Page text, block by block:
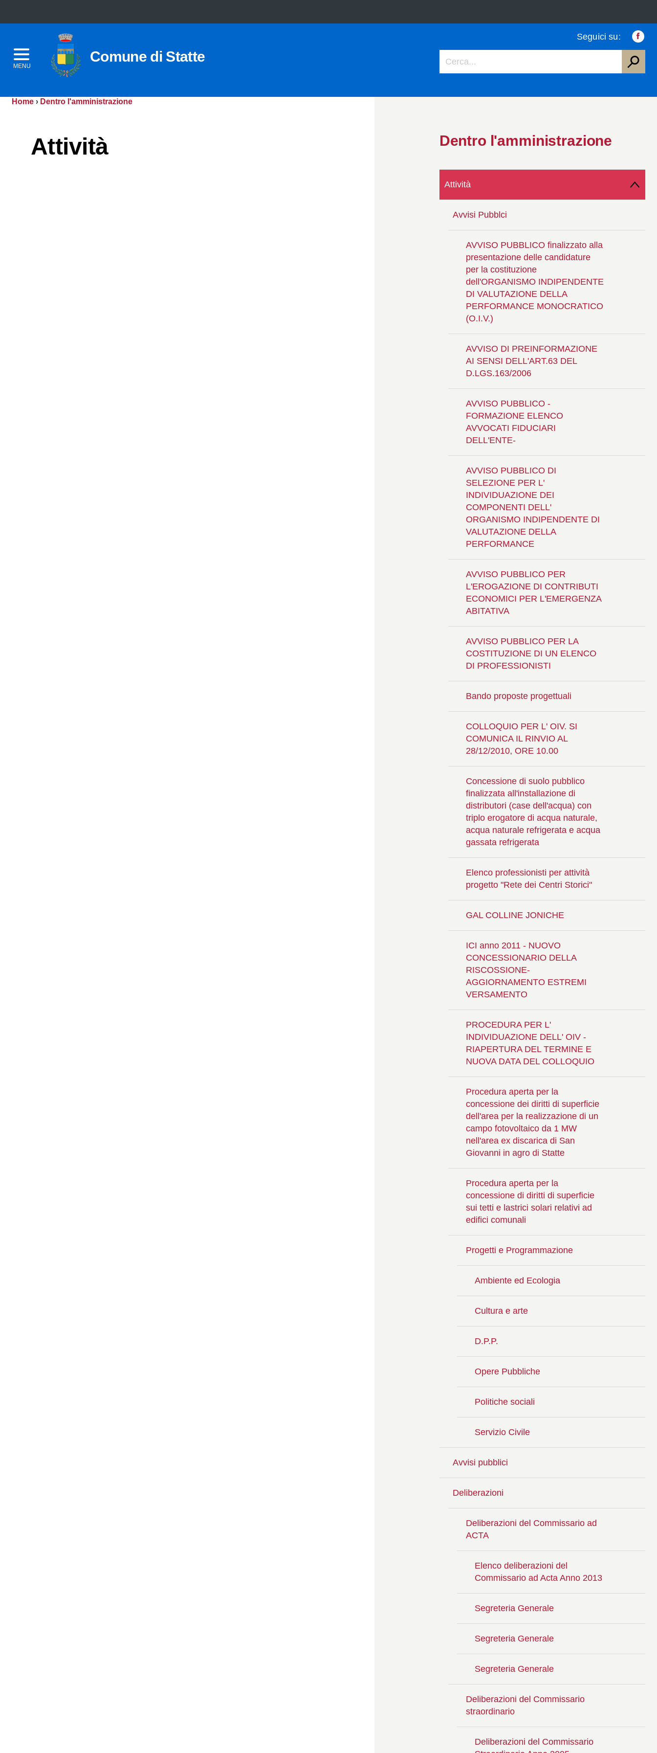
MENU
Comune di Statte
Seguici su:
Home › Dentro l'amministrazione
Attività Dentro l'amministrazione
Attività
Avvisi Pubblci
AVVISO PUBBLICO finalizzato alla
presentazione delle candidature
per la costituzione
dell'ORGANISMO INDIPENDENTE
DI VALUTAZIONE DELLA
PERFORMANCE MONOCRATICO
(O.I.V.)
AVVISO DI PREINFORMAZIONE
AI SENSI DELL'ART.63 DEL
D.LGS.163/2006
AVVISO PUBBLICO -
FORMAZIONE ELENCO
AVVOCATI FIDUCIARI
DELL'ENTE-
AVVISO PUBBLICO DI
SELEZIONE PER L'
INDIVIDUAZIONE DEI
COMPONENTI DELL'
ORGANISMO INDIPENDENTE DI
VALUTAZIONE DELLA
PERFORMANCE
AVVISO PUBBLICO PER
L'EROGAZIONE DI CONTRIBUTI
ECONOMICI PER L'EMERGENZA
ABITATIVA
AVVISO PUBBLICO PER LA
COSTITUZIONE DI UN ELENCO
DI PROFESSIONISTI
Bando proposte progettuali
COLLOQUIO PER L' OIV. SI
COMUNICA IL RINVIO AL
28/12/2010, ORE 10.00
Concessione di suolo pubblico
finalizzata all'installazione di
distributori (case dell'acqua) con
triplo erogatore di acqua naturale,
acqua naturale refrigerata e acqua
gassata refrigerata
Elenco professionisti per attività
progetto "Rete dei Centri Storici"
GAL COLLINE JONICHE
ICI anno 2011 - NUOVO
CONCESSIONARIO DELLA
RISCOSSIONE-
AGGIORNAMENTO ESTREMI
VERSAMENTO
PROCEDURA PER L'
INDIVIDUAZIONE DELL' OIV -
RIAPERTURA DEL TERMINE E
NUOVA DATA DEL COLLOQUIO
Procedura aperta per la
concessione dei diritti di superficie
dell'area per la realizzazione di un
campo fotovoltaico da 1 MW
nell'area ex discarica di San
Giovanni in agro di Statte
Procedura aperta per la
concessione di diritti di superficie
sui tetti e lastrici solari relativi ad
edifici comunali
Progetti e Programmazione
Ambiente ed Ecologia
Cultura e arte
D.P.P.
Opere Pubbliche
Politiche sociali
Servizio Civile
Avvisi pubblici
Deliberazioni
Deliberazioni del Commissario ad
ACTA
Elenco deliberazioni del
Commissario ad Acta Anno 2013
Segreteria Generale
Segreteria Generale
Segreteria Generale
Deliberazioni del Commissario
straordinario
Deliberazioni del Commissario